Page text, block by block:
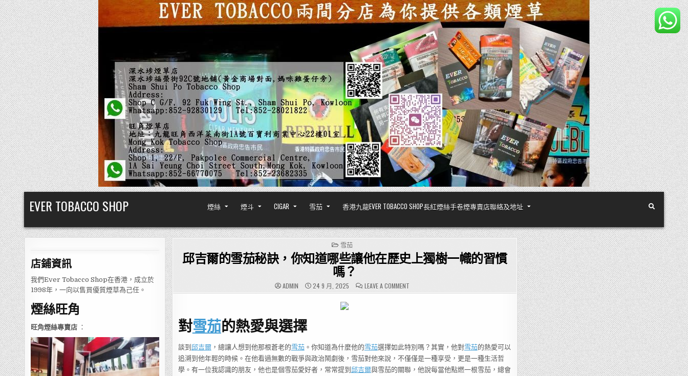
Skip
to
content
EVER TOBACCO SHOP 煙絲 煙斗 CIGAR 雪茄 香港九龍EVER TOBACCO SHOP長紅煙絲手卷煙專賣店聯絡及地址
店鋪資訊
我們Ever Tobacco Shop在香港，成立於
1998年，一向以售買優質煙草為己任。
煙絲旺角
旺角煙絲專賣店 ：
POSTED
IN
雪茄
邱吉爾的雪茄秘訣，你知道哪些讓他在歷史上獨樹一幟的習慣
嗎？
ADMIN 24 9 月, 2025 LEAVE A COMMENTON
邱
知
道
哪
些
讓
對雪茄的熱愛與選擇
談到邱吉爾，總讓人想到他那根蒼老的雪茄。你知道為什麼他的雪茄選擇如此特別嗎？其實，他對雪茄的熱愛可以
追溯到他年輕的時候。在他看過無數的戰爭與政治鬧劇後，雪茄對他來說，不僅僅是一種享受，更是一種生活哲
學。有一位我認識的朋友，他也是個雪茄愛好者，常常提到邱吉爾與雪茄的關聯，他說每當他點燃一根雪茄，總會